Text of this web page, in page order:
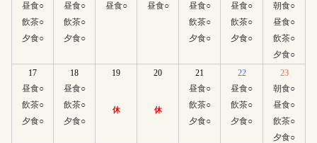
昼食○
飲茶○
夕食○
昼食○
飲茶○
夕食○
昼食○
昼食○
昼食○
飲茶○
夕食○
昼食○
飲茶○
夕食○
朝食○
昼食○
飲茶○
夕食○
17
昼食○
飲茶○
夕食○
18
昼食○
飲茶○
夕食○
19
休
20
休
21
昼食○
飲茶○
夕食○
22
昼食○
飲茶○
夕食○
23
朝食○
昼食○
飲茶○
夕食○